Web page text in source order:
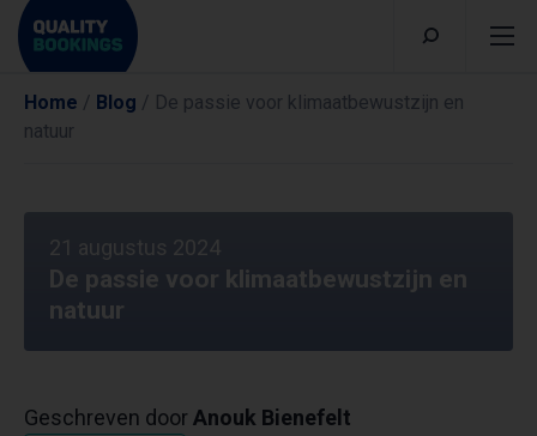
Home / Blog / De passie voor klimaatbewustzijn en
natuur
21 augustus 2024
De passie voor klimaatbewustzijn en
natuur
Geschreven door Anouk Bienefelt